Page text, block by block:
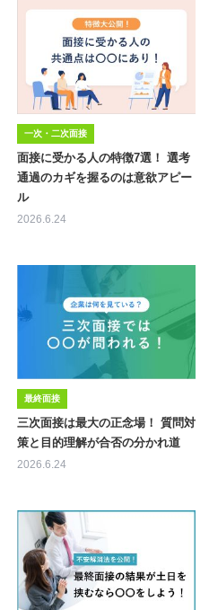
一次・二次面接
面接に受かる人の特徴7選！ 選考
通過のカギを握るのは意欲アピー
ル
2026.6.24
最終面接
三次面接は最大の正念場！ 質問対
策と目的理解が合否の分かれ道
2026.6.24